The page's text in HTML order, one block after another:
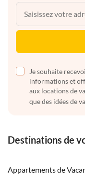
Je souhaite
informations et
aux locations de
que des idées de
Destinations de
Appartements de